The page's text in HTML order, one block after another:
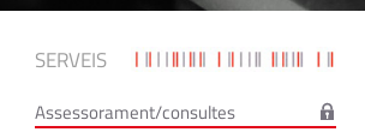
SERVEIS
Assessorament/consultes